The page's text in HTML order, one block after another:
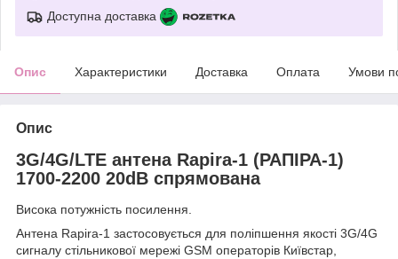
Доступна доставка
Опис Характеристики Доставка Оплата Умови
Опис
3G/4G/LTE антена Rapira-1 (РАПІРА-1)
1700-2200 20dB спрямована
Висока потужність посилення.
Антена Rapira-1 застосовується для поліпшення якості 3G/4G
сигналу стільникової мережі GSM операторів Київстар,